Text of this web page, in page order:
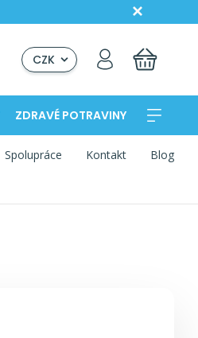
CZK
ZDRAVÉ POTRAVINY
Spolupráce Kontakt Blog